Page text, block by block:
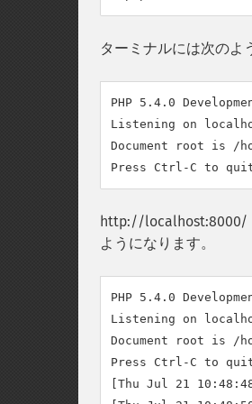
ターミナルには次のよ
PHP 5.4.0
Listening on
Document root is /
http://localhost:8000/
ようになります。
PHP 5.4.0
Listening on
Document root is /
Press Ctrl-C to
[Thu Jul 21